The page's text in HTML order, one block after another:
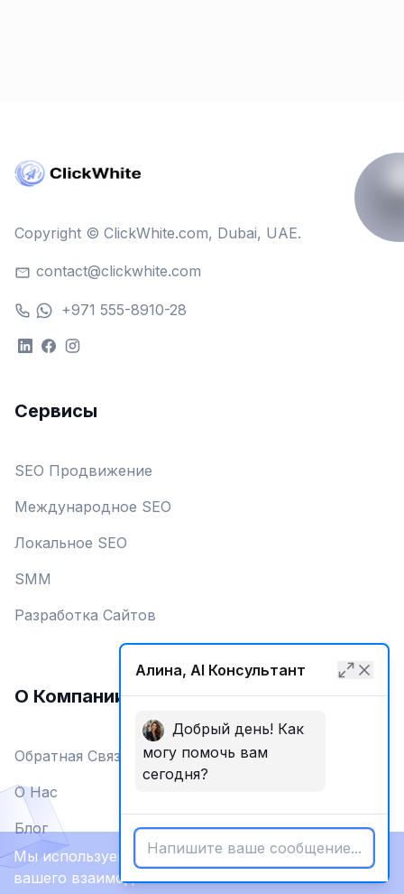
Copyright © ClickWhite.com, Dubai, UAE.
contact@clickwhite.com
+971 555-8910-28
Сервисы
SEO Продвижение
Международное SEO
Локальное SEO
SMM
Разработка Сайтов
О Компании
Обратная Связь
О Нас
Блог
Мы используем файлы cookie для улучшения
вашего взаимодействия с сайтом.
Алина, AI Консультант
Добрый день! Как
могу помочь вам
сегодня?